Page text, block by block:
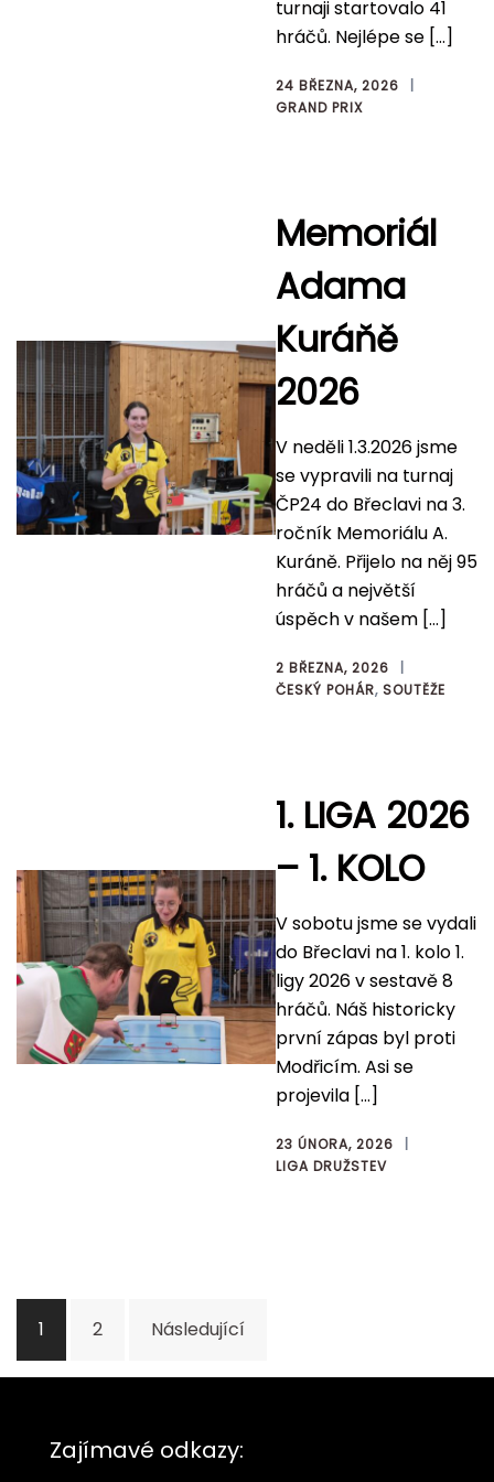
turnaji startovalo 41
hráčů. Nejlépe se […]
24 BŘEZNA, 2026
GRAND PRIX
Memoriál
Adama
Kuráňě
2026
V neděli 1.3.2026 jsme
se vypravili na turnaj
ČP24 do Břeclavi na 3.
ročník Memoriálu A.
Kuráně. Přijelo na něj 95
hráčů a největší
úspěch v našem […]
2 BŘEZNA, 2026
ČESKÝ POHÁR, SOUTĚŽE
1. LIGA 2026
– 1. KOLO
V sobotu jsme se vydali
do Břeclavi na 1. kolo 1.
ligy 2026 v sestavě 8
hráčů. Náš historicky
první zápas byl proti
Modřicím. Asi se
projevila […]
23 ÚNORA, 2026
LIGA DRUŽSTEV
Stránkování
příspěvků
1 2 Následující
Zajímavé odkazy: